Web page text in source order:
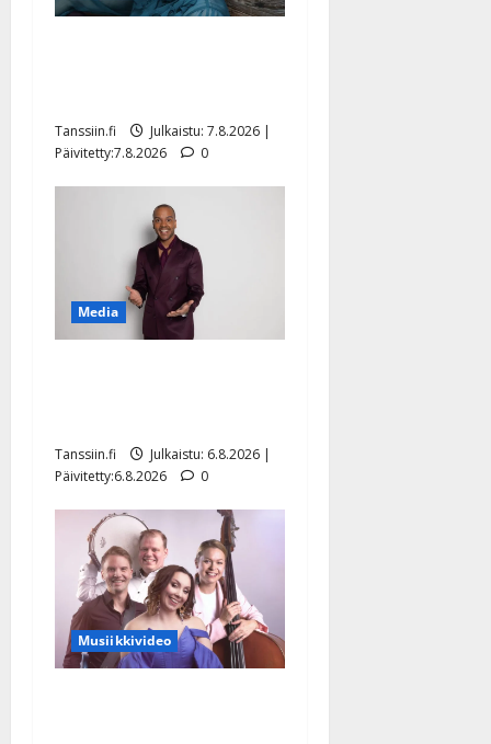
Tanssiin.fi
Julkaistu: 7.8.2026 |
Päivitetty:7.8.2026
0
Media
Tanssiin.fi
Julkaistu: 6.8.2026 |
Päivitetty:6.8.2026
0
Musiikkivideo